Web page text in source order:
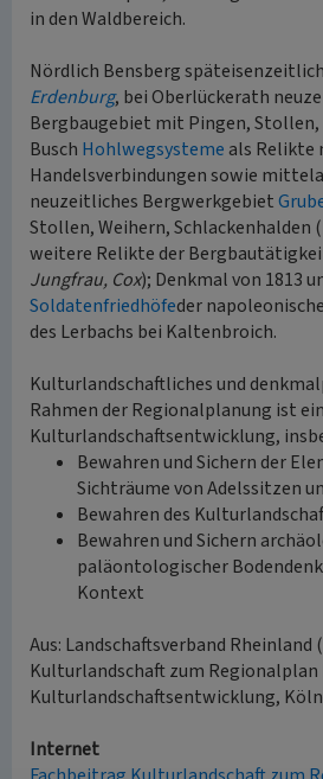
in den Waldbereich.
Nördlich Bensberg
Erdenburg, bei Oberlückerath
Bergbaugebiet mit Pingen,
Busch Hohlwegsysteme als
Handelsverbindungen sowie
neuzeitliches Bergwerkgebiet
Stollen, Weihern, Schlackenhalden
weitere Relikte der
Jungfrau, Cox); Denkmal von 1813
Soldatenfriedhöfeder
des Lerbachs bei Kaltenbroich.
Kulturlandschaftliches und
Rahmen der Regionalplanung ist
Kulturlandschaftsentwicklung,
Bewahren und Sichern der
Sichträume von Adelssitzen
Bewahren des
Bewahren und Sichern
paläontologischer
Kontext
Aus: Landschaftsverband Rheinland
Kulturlandschaft zum
Kulturlandschaftsentwicklung, Köln
Internet